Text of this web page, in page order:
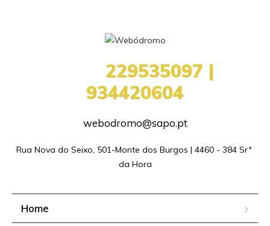
229535097 |
934420604
webodromo@sapo.pt
Rua Nova do Seixo, 501-Monte dos Burgos | 4460 - 384 Srª
da Hora
Home